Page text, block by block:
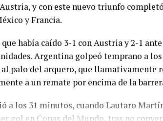
y con este nuevo triunfo
y Francia.
había caído 3-1 con Austria y 2-1
Argentina golpeó temprano a los
palo del arquero, que llamativamente
a un remate por encima de la
a los 31 minutos, cuando Lautaro
gol en Copas del Mundo, tras no